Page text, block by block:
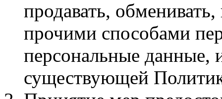
продавать,
прочими способами
персональные данные,
существующей